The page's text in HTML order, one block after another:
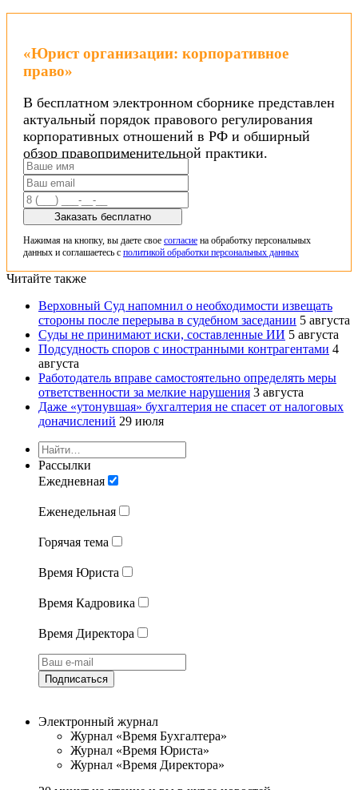
«Юрист организации: корпоративное
право»
В бесплатном электронном сборнике представлен
актуальный порядок правового регулирования
корпоративных отношений в РФ и обширный
обзор правоприменительной практики.
Заказать бесплатно
Нажимая на кнопку, вы даете свое согласие на обработку персональных
данных и соглашаетесь с политикой обработки персональных данных
Читайте также
Верховный Суд напомнил о необходимости извещать
стороны после перерыва в судебном заседании 5 августа
Суды не принимают иски, составленные ИИ 5 августа
Подсудность споров с иностранными контрагентами 4
августа
Работодатель вправе самостоятельно определять меры
ответственности за мелкие нарушения 3 августа
Даже «утонувшая» бухгалтерия не спасет от налоговых
доначислений 29 июля
Рассылки
Ежедневная
Еженедельная
Горячая тема
Время Юриста
Время Кадровика
Время Директора
Подписаться
Электронный журнал
Журнал «Время Бухгалтера»
Журнал «Время Юриста»
Журнал «Время Директора»